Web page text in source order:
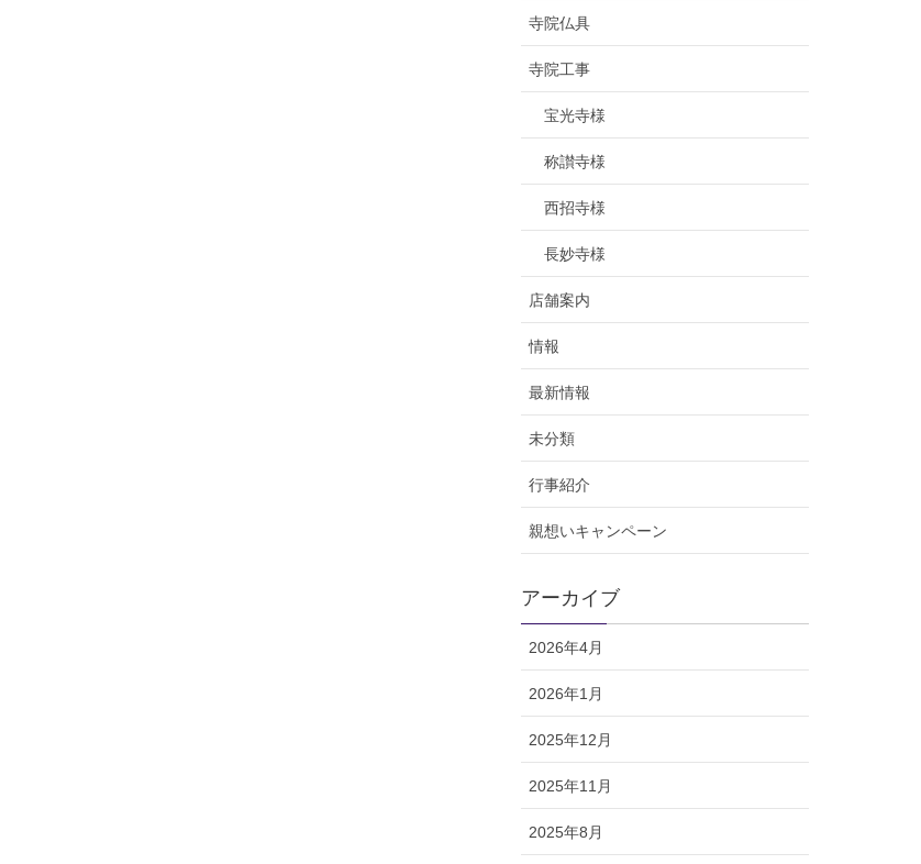
寺院仏具
寺院工事
宝光寺様
称讃寺様
西招寺様
長妙寺様
店舗案内
情報
最新情報
未分類
行事紹介
親想いキャンペーン
アーカイブ
2026年4月
2026年1月
2025年12月
2025年11月
2025年8月